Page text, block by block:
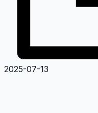
2025-07-13